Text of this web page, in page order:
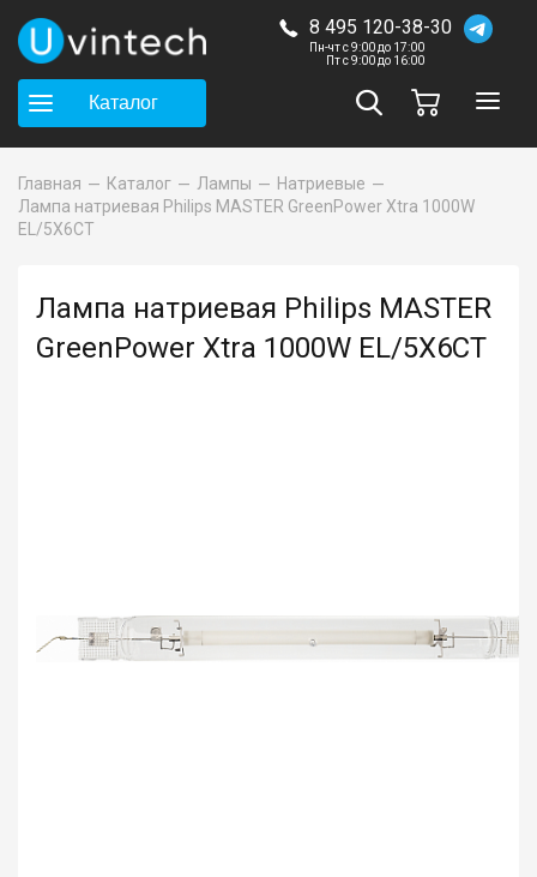
8 495 120-38-30
Пн-чт с 9:00 до 17:00
Пт с 9:00 до 16:00
Каталог
Главная Каталог Лампы
Натриевые
Лампа натриевая Philips MASTER GreenPower Xtra 1000W
EL/5X6CT
Лампа натриевая Philips MASTER
GreenPower Xtra 1000W EL/5X6CT